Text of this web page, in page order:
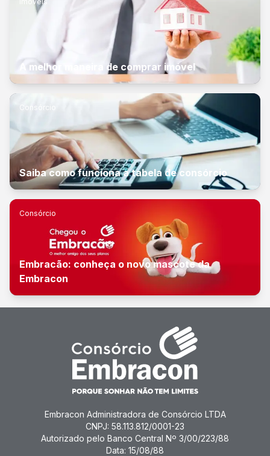
A melhor maneira de comprar imóvel
Consórcio
Saiba como funciona a tabela de consórcio
Consórcio
Embracão: conheça o novo mascote da
Embracon
Embracon Administradora de Consórcio LTDA
CNPJ: 58.113.812/0001-23
Autorizado pelo Banco Central Nº 3/00/223/88
Data: 15/08/88